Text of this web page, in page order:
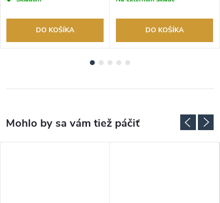
DO KOŠÍKA DO KOŠÍKA